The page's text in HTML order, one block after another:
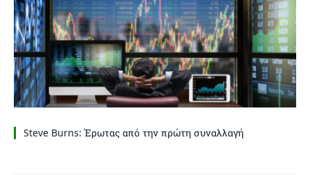
Steve Burns: Έρωτας από την πρώτη συναλλαγή